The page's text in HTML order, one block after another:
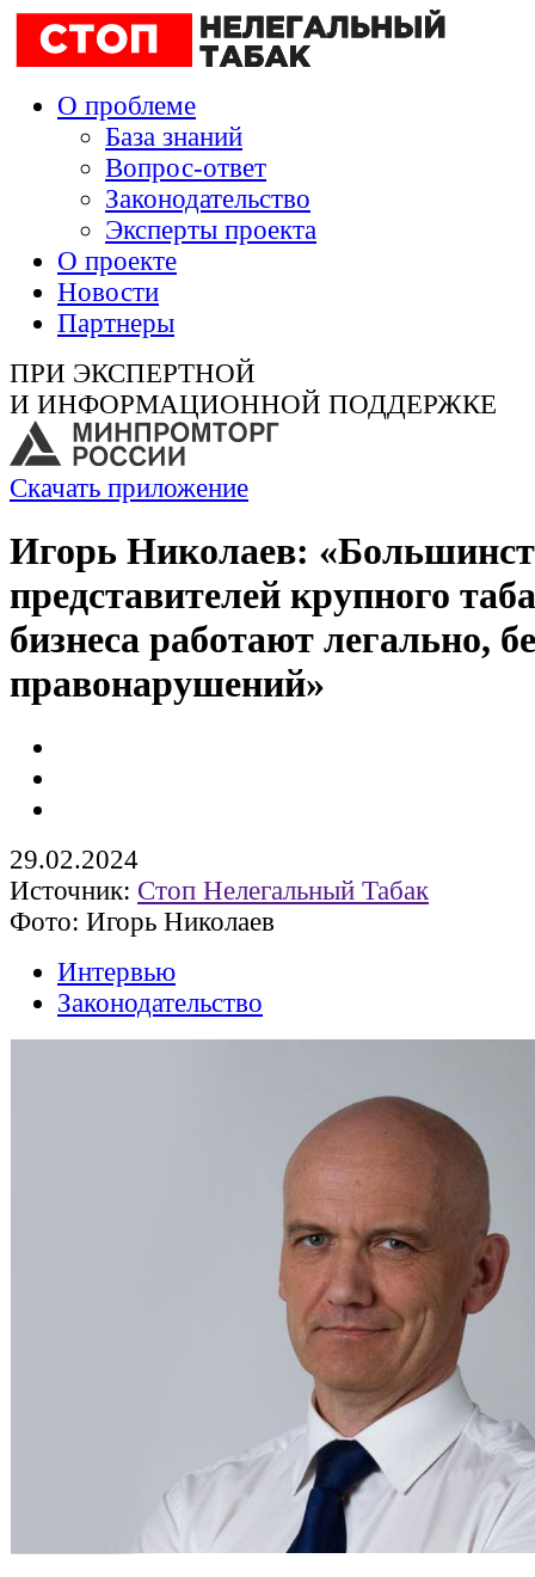
О проблеме
База знаний
Вопрос-ответ
Законодательство
Эксперты проекта
О проекте
Новости
Партнеры
ПРИ ЭКСПЕРТНОЙ
И ИНФОРМАЦИОННОЙ ПОДДЕРЖКЕ
Скачать приложение
Игорь Николаев:
представителей крупного
бизнеса работают легально,
правонарушений»
29.02.2024
Источник: Стоп Нелегальный Табак
Фото: Игорь Николаев
Интервью
Законодательство